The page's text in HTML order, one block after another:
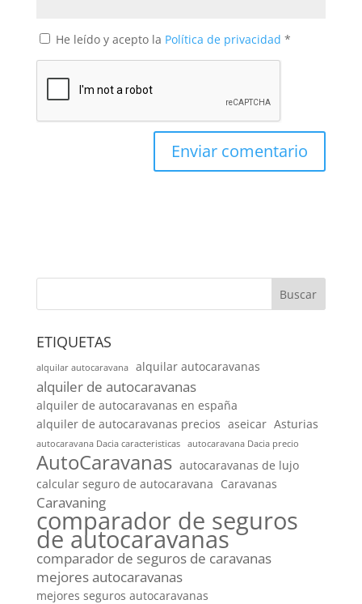
He leído y acepto la Política de privacidad *
Buscar
ETIQUETAS
alquilar autocaravana alquilar autocaravanas
alquiler de autocaravanas
alquiler de autocaravanas en españa
alquiler de autocaravanas precios aseicar Asturias
autocaravana Dacia caracteristicas autocaravana Dacia precio
AutoCaravanas autocaravanas de lujo
calcular seguro de autocaravana Caravanas
Caravaning
comparador de seguros
de autocaravanas
comparador de seguros de caravanas
mejores autocaravanas
mejores seguros autocaravanas